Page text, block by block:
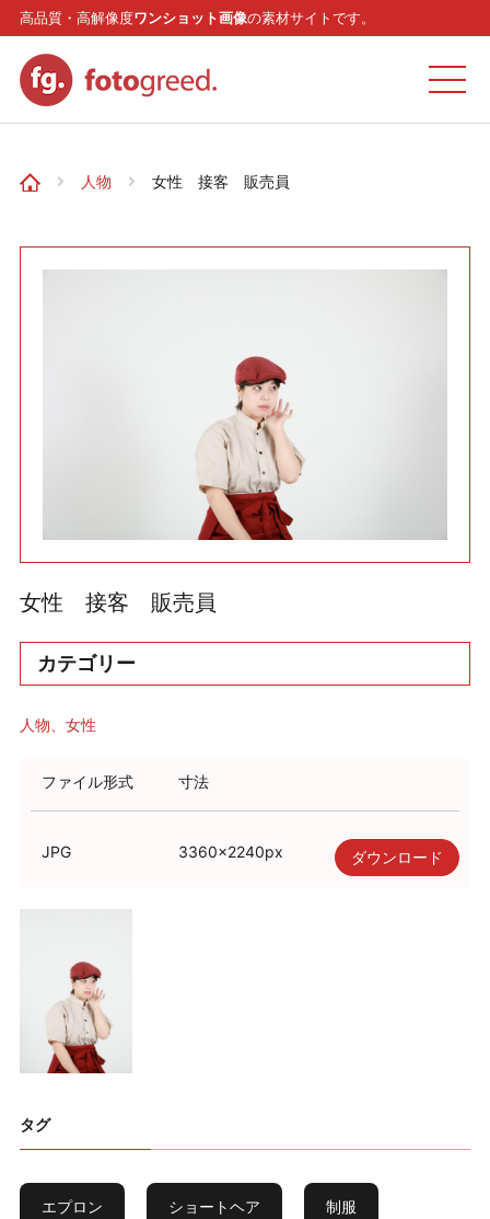
高品質・高解像度ワンショット画像の素材サイトです。
人物 女性 接客 販売員
女性 接客 販売員
カテゴリー
人物 女性
ファイル形式 寸法
JPG 3360×2240px ダウンロード
タグ
エプロン ショートヘア 制服